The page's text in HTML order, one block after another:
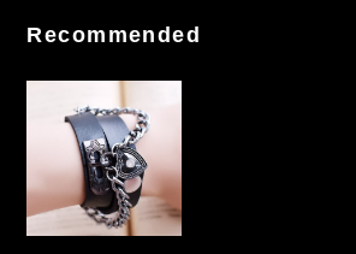
Recommended